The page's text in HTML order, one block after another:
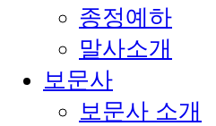
종정예하
말사소개
보문사
보문사 소개